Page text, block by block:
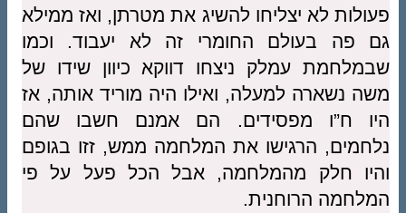
פעולות לא יצליחו להשיג את מטרתן, ואז ממילא
גם פה בעולם החומרי זה לא יעבוד. וכמו
שבמלחמת עמלק ניצחו דווקא כיוון שידו של
משה נשארה למעלה, ואילו היה מוריד אותה, אז
היו ח”ו מפסידים. הם אמנם חשבו שהם
נלחמים, הרגישו את המלחמה ממש, זזו בגופם
והיו חלק מהמלחמה, אבל הכל פעל על פי
המלחמה הרוחנית.